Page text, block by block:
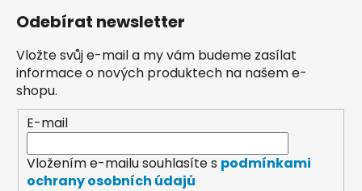
Odebírat newsletter
Vložte svůj e-mail a my vám budeme zasílat
informace o nových produktech na našem e-
shopu.
E-mail
Vložením e-mailu souhlasíte s podmínkami
ochrany osobních údajů